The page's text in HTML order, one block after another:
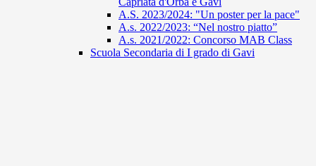
A.S. 2023/2024: "Un poster per la pace"
A.s. 2022/2023: “Nel nostro piatto”
A.s. 2021/2022: Concorso MAB Class
Scuola Secondaria di I grado di Gavi